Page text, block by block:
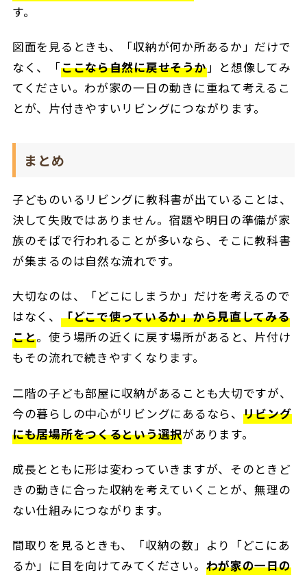
す。
図面を見るときも、「収納が何か所あるか」だけで
なく、「ここなら自然に戻せそうか」と想像してみ
てください。わが家の一日の動きに重ねて考えるこ
とが、片付きやすいリビングにつながります。
まとめ
子どものいるリビングに教科書が出ていることは、
決して失敗ではありません。宿題や明日の準備が家
族のそばで行われることが多いなら、そこに教科書
が集まるのは自然な流れです。
大切なのは、「どこにしまうか」だけを考えるので
はなく、 「どこで使っているか」から見直してみる
こと。使う場所の近くに戻す場所があると、片付け
もその流れで続きやすくなります。
二階の子ども部屋に収納があることも大切ですが、
今の暮らしの中心がリビングにあるなら、 リビング
にも居場所をつくるという選択があります。
成長とともに形は変わっていきますが、そのときど
きの動きに合った収納を考えていくことが、無理の
ない仕組みにつながります。
間取りを見るときも、「収納の数」より「どこにあ
るか」に目を向けてみてください。 わが家の一日の